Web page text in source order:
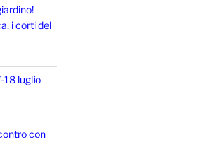
i corti del
18 luglio
con